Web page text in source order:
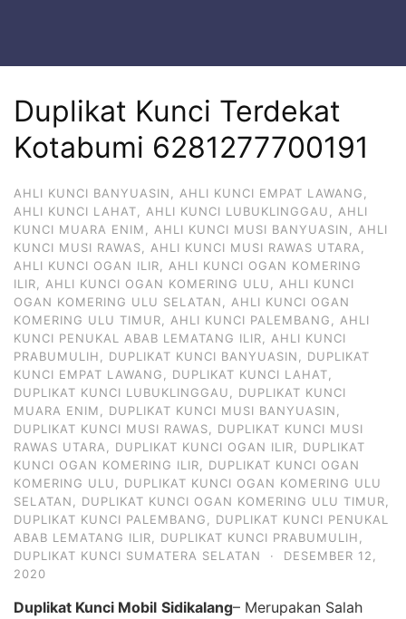
Duplikat Kunci Terdekat
Kotabumi 6281277700191
AHLI KUNCI BANYUASIN, AHLI KUNCI EMPAT LAWANG,
AHLI KUNCI LAHAT, AHLI KUNCI LUBUKLINGGAU, AHLI
KUNCI MUARA ENIM, AHLI KUNCI MUSI BANYUASIN, AHLI
KUNCI MUSI RAWAS, AHLI KUNCI MUSI RAWAS UTARA,
AHLI KUNCI OGAN ILIR, AHLI KUNCI OGAN KOMERING
ILIR, AHLI KUNCI OGAN KOMERING ULU, AHLI KUNCI
OGAN KOMERING ULU SELATAN, AHLI KUNCI OGAN
KOMERING ULU TIMUR, AHLI KUNCI PALEMBANG, AHLI
KUNCI PENUKAL ABAB LEMATANG ILIR, AHLI KUNCI
PRABUMULIH, DUPLIKAT KUNCI BANYUASIN, DUPLIKAT
KUNCI EMPAT LAWANG, DUPLIKAT KUNCI LAHAT,
DUPLIKAT KUNCI LUBUKLINGGAU, DUPLIKAT KUNCI
MUARA ENIM, DUPLIKAT KUNCI MUSI BANYUASIN,
DUPLIKAT KUNCI MUSI RAWAS, DUPLIKAT KUNCI MUSI
RAWAS UTARA, DUPLIKAT KUNCI OGAN ILIR, DUPLIKAT
KUNCI OGAN KOMERING ILIR, DUPLIKAT KUNCI OGAN
KOMERING ULU, DUPLIKAT KUNCI OGAN KOMERING ULU
SELATAN, DUPLIKAT KUNCI OGAN KOMERING ULU TIMUR,
DUPLIKAT KUNCI PALEMBANG, DUPLIKAT KUNCI PENUKAL
ABAB LEMATANG ILIR, DUPLIKAT KUNCI PRABUMULIH,
DUPLIKAT KUNCI SUMATERA SELATAN
·
DESEMBER 12,
2020
Duplikat Kunci Mobil Sidikalang– Merupakan Salah